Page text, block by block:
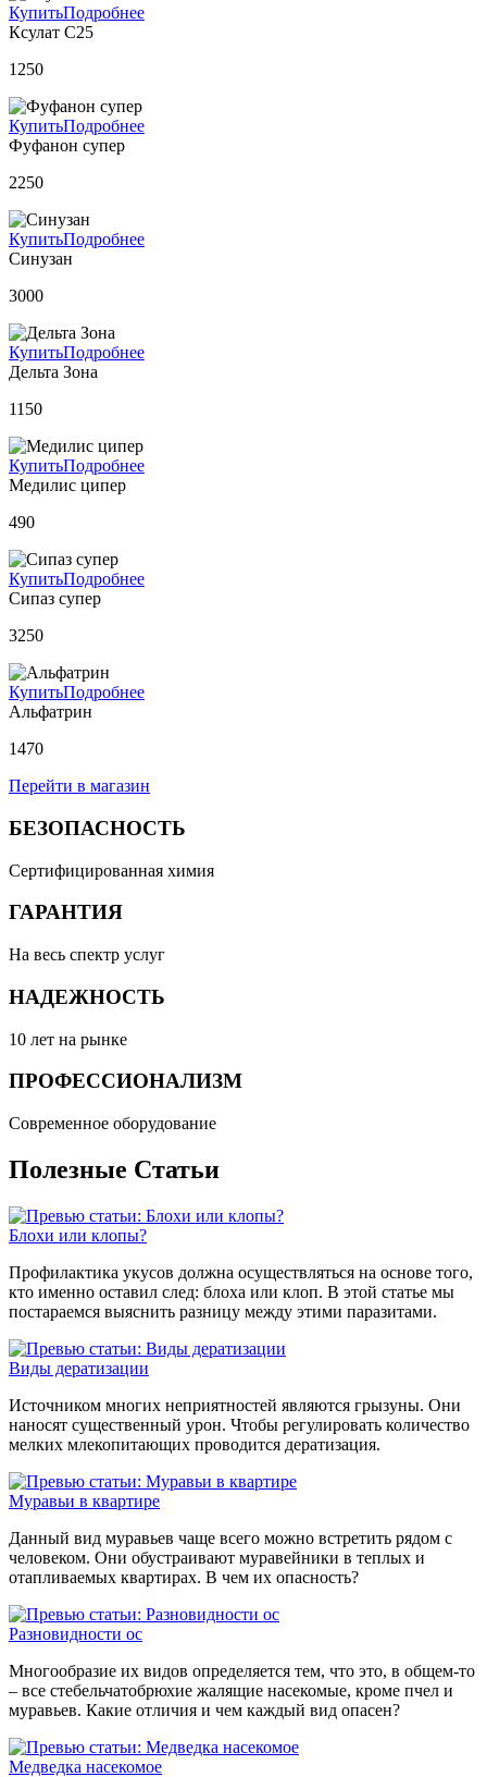
КупитьПодробнее
Ксулат С25
1250
КупитьПодробнее
Фуфанон супер
2250
КупитьПодробнее
Синузан
3000
КупитьПодробнее
Дельта Зона
1150
КупитьПодробнее
Медилис ципер
490
КупитьПодробнее
Сипаз супер
3250
КупитьПодробнее
Альфатрин
1470
Перейти в магазин
БЕЗОПАСНОСТЬ
Сертифицированная химия
ГАРАНТИЯ
На весь спектр услуг
НАДЕЖНОСТЬ
10 лет на рынке
ПРОФЕССИОНАЛИЗМ
Современное оборудование
Полезные Статьи
Блохи или клопы?
Профилактика укусов должна осуществляться на основе того,
кто именно оставил след: блоха или клоп. В этой статье мы
постараемся выяснить разницу между этими паразитами.
Виды дератизации
Источником многих неприятностей являются грызуны. Они
наносят существенный урон. Чтобы регулировать количество
мелких млекопитающих проводится дератизация.
Муравьи в квартире
Данный вид муравьев чаще всего можно встретить рядом с
человеком. Они обустраивают муравейники в теплых и
отапливаемых квартирах. В чем их опасность?
Разновидности ос
Многообразие их видов определяется тем, что это, в общем-то
– все стебельчатобрюхие жалящие насекомые, кроме пчел и
муравьев. Какие отличия и чем каждый вид опасен?
Медведка насекомое